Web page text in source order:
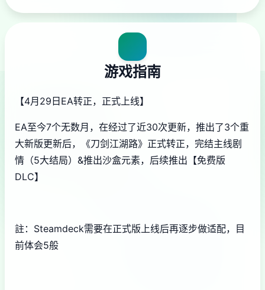
游戏指南
【4月29日EA转正，正式上线】
EA至今7个无数月，在经过了近30次更新，推出了3个重
大新版更新后，《刀剑江湖路》正式转正，完结主线剧
情（5大结局）&推出沙盒元素，后续推出【免费版
DLC】
註：Steamdeck需要在正式版上线后再逐步做适配，目
前体会5般